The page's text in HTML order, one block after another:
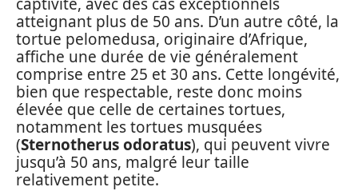
atteignant plus de 50 ans. D’un autre côté, la
tortue pelomedusa, originaire d’Afrique,
affiche une durée de vie généralement
comprise entre 25 et 30 ans. Cette longévité,
bien que respectable, reste donc moins
élevée que celle de certaines tortues,
notamment les tortues musquées
(Sternotherus odoratus), qui peuvent vivre
jusqu’à 50 ans, malgré leur taille
relativement petite.